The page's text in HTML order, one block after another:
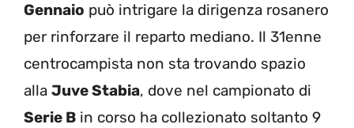
Gennaio può intrigare la dirigenza rosanero
per rinforzare il reparto mediano. Il 31enne
centrocampista non sta trovando spazio
alla Juve Stabia, dove nel campionato di
Serie B in corso ha collezionato soltanto 9